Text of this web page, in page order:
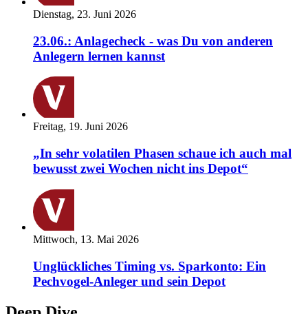
Dienstag, 23. Juni 2026
23.06.: Anlagecheck - was Du von anderen
Anlegern lernen kannst
Freitag, 19. Juni 2026
„In sehr volatilen Phasen schaue ich auch mal
bewusst zwei Wochen nicht ins Depot“
Mittwoch, 13. Mai 2026
Unglückliches Timing vs. Sparkonto: Ein
Pechvogel-Anleger und sein Depot